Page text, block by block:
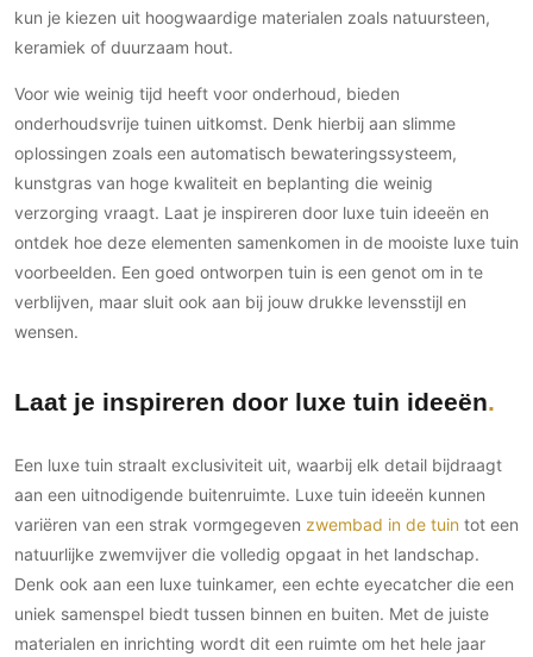
kun je kiezen uit hoogwaardige materialen zoals natuursteen,
keramiek of duurzaam hout.
Voor wie weinig tijd heeft voor onderhoud, bieden
onderhoudsvrije tuinen uitkomst. Denk hierbij aan slimme
oplossingen zoals een automatisch bewateringssysteem,
kunstgras van hoge kwaliteit en beplanting die weinig
verzorging vraagt. Laat je inspireren door luxe tuin ideeën en
ontdek hoe deze elementen samenkomen in de mooiste luxe tuin
voorbeelden. Een goed ontworpen tuin is een genot om in te
verblijven, maar sluit ook aan bij jouw drukke levensstijl en
wensen.
Laat je inspireren door luxe tuin ideeën
Een luxe tuin straalt exclusiviteit uit, waarbij elk detail bijdraagt
aan een uitnodigende buitenruimte. Luxe tuin ideeën kunnen
variëren van een strak vormgegeven zwembad in de tuin tot een
natuurlijke zwemvijver die volledig opgaat in het landschap.
Denk ook aan een luxe tuinkamer, een echte eyecatcher die een
uniek samenspel biedt tussen binnen en buiten. Met de juiste
materialen en inrichting wordt dit een ruimte om het hele jaar